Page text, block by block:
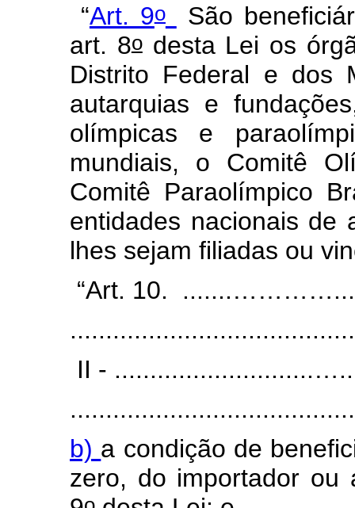
“Art. 9o
São
art. 8odesta Lei os
Distrito Federal e dos
autarquias e
olímpicas e
mundiais, o Comitê
Comitê Paraolímpico
entidades nacionais de
lhes sejam filiadas ou
“Art. 10.
II -
b) a condição de
zero, do importador ou